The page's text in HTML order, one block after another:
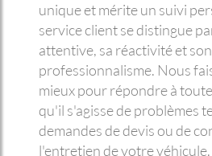
unique et mérite un suivi
service client se distingue
attentive, sa réactivité et son
professionnalisme. Nous
mieux pour répondre à
qu'il s'agisse de problèmes
demandes de devis ou de
l'entretien de votre